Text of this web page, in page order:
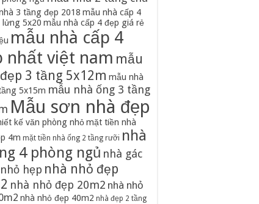
3 tầng đẹp 2018 mẫu nhà cấp 4
lửng 5x20 mẫu nhà cấp 4 đẹp giá rẻ
mẫu nhà cấp 4
nhất việt nam mẫu
3 tầng 5x12m mẫu nhà
5x15m mẫu nhà ống 3 tầng
Mẫu sơn nhà đẹp
kế văn phòng nhỏmặt tiền nhà
4m mặt tiền nhà ống 2 tầng rưỡi nhà
4 phòng ngủ nhà gác
hẹp nhà nhỏ đẹp
nhà nhỏ đẹp 20m2 nhà nhỏ
nhà nhỏ đẹp 40m2 nhà đẹp 2 tầng